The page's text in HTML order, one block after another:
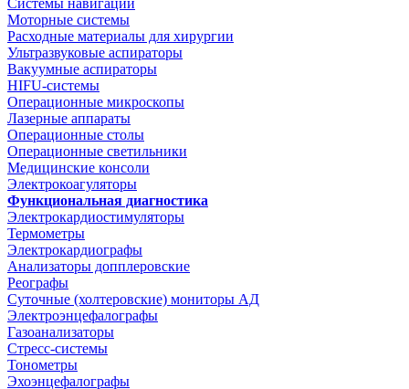
Системы навигации
Моторные системы
Расходные материалы для хирургии
Ультразвуковые аспираторы
Вакуумные аспираторы
HIFU-системы
Операционные микроскопы
Лазерные аппараты
Операционные столы
Операционные светильники
Медицинские консоли
Электрокоагуляторы
Функциональная диагностика
Электрокардиостимуляторы
Термометры
Электрокардиографы
Анализаторы допплеровские
Реографы
Суточные (холтеровские) мониторы АД
Электроэнцефалографы
Газоанализаторы
Стресс-системы
Тонометры
Эхоэнцефалографы